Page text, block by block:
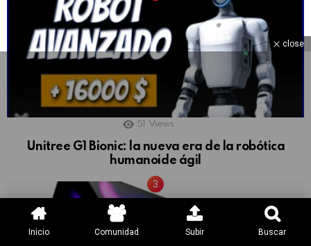
51 Views
Unitree G1 Bionic: la nueva era de la robótica
humanoide ágil
close
Inicio Comunidad Subir Buscar